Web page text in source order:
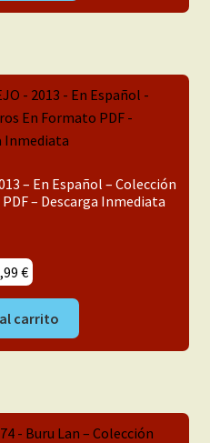
– En Español – Colección
– Descarga Inmediata
€
carrito